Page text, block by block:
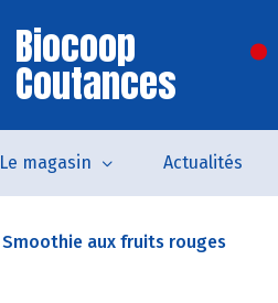
Biocoop
Coutances
Le magasin Actualités
Smoothie aux fruits rouges